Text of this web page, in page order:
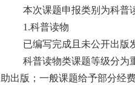
本次课题申报类别为科普
1.科普读物
已编写完成且未公开出版
科普读物类课题等级分为
助出版；一般课题给予部分经费